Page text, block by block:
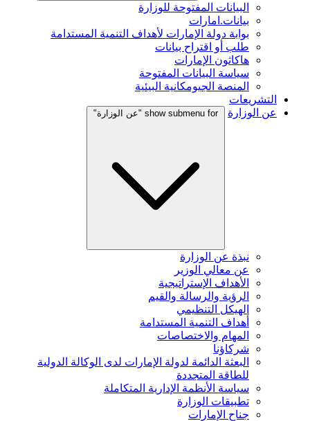
البيانات المفتوحة للوزارة
بيانات.امارات
بوابة دولة الإمارات لأهداف التنمية المستدامة
طلب أو اقتراح بيانات
هاكاثون الإمارات
سياسة البيانات المفتوحة
المنصة الجيومكانية البيئية
التشريعات
عن الوزارة
show submenu for "عن الوزارة"
نبذة عن الوزارة
عن معالي الوزير
الأهداف الإستراتيجية
الرؤية والرسالة والقيم
الهيكل التنظيمي
أهداف التنمية المستدامة
المهام والاختصاصات
شركاؤنا
البعثة الدائمة لدولة الإمارات لدى الوكالة الدولية
للطاقة المتجددة
سياسة الأنظمة الإدارية المتكاملة
تطبيقات الوزارة
جناح الإمارات